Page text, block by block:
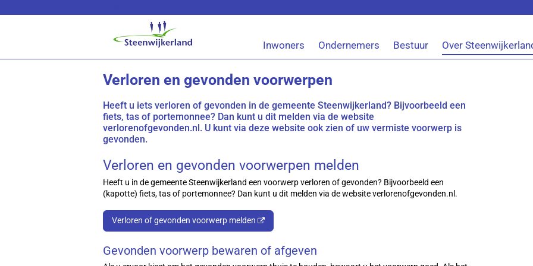
Inwoners Ondernemers Bestuur Over
Verloren en gevonden voorwerpen
Heeft u iets verloren of gevonden in de gemeente Steenwijkerland? Bijvoorbeeld een
fiets, tas of portemonnee? Dan kunt u dit melden via de website
verlorenofgevonden.nl. U kunt via deze website ook zien of uw vermiste voorwerp is
gevonden.
Verloren en gevonden voorwerpen melden
Heeft u in de gemeente Steenwijkerland een voorwerp verloren of gevonden? Bijvoorbeeld een
(kapotte) fiets, tas of portemonnee? Dan kunt u dit melden via de website verlorenofgevonden.nl.
Verloren of gevonden voorwerp melden
Gevonden voorwerp bewaren of afgeven